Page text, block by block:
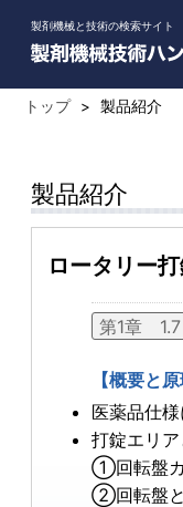
製剤機械と技術の検索サイト
トップ > 製品紹介
製品紹介
ロータリー
第1章 1.7
【概要と原
医薬品仕
打錠エリ
①回転盤カ
②回転盤と